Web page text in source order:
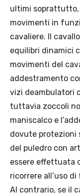
ultimi soprattutto,
movimenti in
cavaliere. Il
equilibri dinamici
movimenti del
addestramento
vizi deambulatori
tuttavia zoccoli
maniscalco e
dovute protezioni
del puledro con
essere effettuata
ricorrere all’uso
Al contrario, se il